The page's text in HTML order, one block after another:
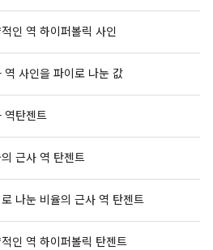
인 역 하이퍼볼릭 사인
역 사인을 파이로 나눈 값
역탄젠트
근사 역 탄젠트
나눈 비율의 근사 역 탄젠트
인 역 하이퍼볼릭 탄젠트